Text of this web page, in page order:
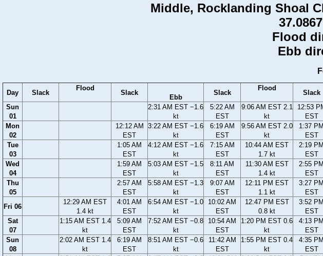
Middle, Rocklanding Shoal
Flood
Ebb
Day Slack
Flood
Slack
Ebb
Slack
Flood
Slack
Sun
01
2:31 AM EST −1.6
kt
5:22 AM
EST
9:06 AM EST 2.1
kt
12:53
EST
Mon
02
12:12 AM
EST
3:22 AM EST −1.6
kt
6:19 AM
EST
9:56 AM EST 2.0
kt
1:37 PM
EST
Tue
03
1:05 AM
EST
4:12 AM EST −1.6
kt
7:15 AM
EST
10:44 AM EST
1.7 kt
2:19 PM
EST
Wed
04
1:59 AM
EST
5:03 AM EST −1.5
kt
8:11 AM
EST
11:30 AM EST
1.4 kt
2:55 PM
EST
Thu
05
2:57 AM
EST
5:58 AM EST −1.3
kt
9:07 AM
EST
12:11 PM EST
1.1 kt
3:27 PM
EST
Fri 06
12:29 AM EST
1.4 kt
4:01 AM
EST
6:54 AM EST −1.0
kt
10:02 AM
EST
12:47 PM EST
0.8 kt
3:52 PM
EST
Sat
07
1:15 AM EST 1.4
kt
5:09 AM
EST
7:52 AM EST −0.8
kt
10:54 AM
EST
1:20 PM EST 0.6
kt
4:13 PM
EST
Sun
08
2:02 AM EST 1.4
kt
6:19 AM
EST
8:51 AM EST −0.6
kt
11:42 AM
EST
1:55 PM EST 0.4
kt
4:35 PM
EST